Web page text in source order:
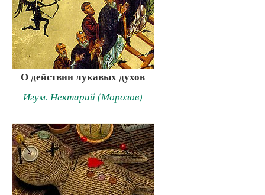
О действии лукавых духов
Игум. Нектарий (Морозов)